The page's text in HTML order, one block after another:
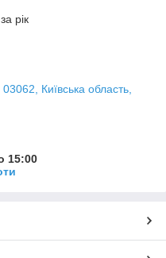
рік
Київська область,
15:00